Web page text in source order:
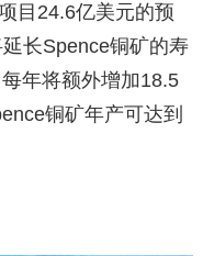
目24.6亿美元的预
长Spence铜矿的寿
年将额外增加18.5
铜矿年产可达到